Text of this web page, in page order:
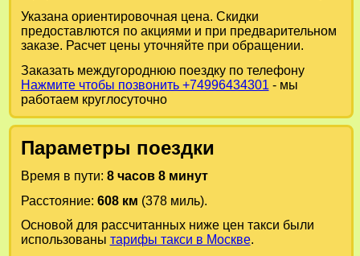
Указана ориентировочная цена. Скидки
предоставлются по акциями и при предварительном
заказе. Расчет цены уточняйте при обращении.
Заказать междугороднюю поездку по телефону
Нажмите чтобы позвонить +74996434301 - мы
работаем круглосуточно
Параметры поездки
Время в пути: 8 часов 8 минут
Расстояние: 608 км (378 миль).
Основой для рассчитанных ниже цен такси были
использованы тарифы такси в Москве.